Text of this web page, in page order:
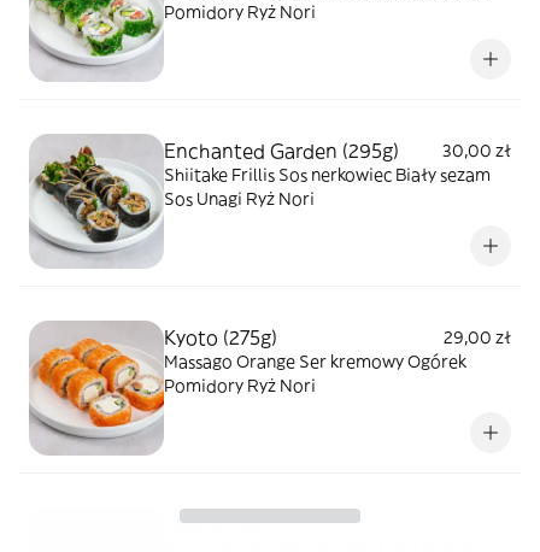
Pomidory Ryż Nori
Enchanted Garden (295g)
30,00 zł
Shiitake Frillis Sos nerkowiec Biały sezam
Sos Unagi Ryż Nori
Kyoto (275g)
29,00 zł
Massago Orange Ser kremowy Ogórek
Pomidory Ryż Nori
Oslo (275g)